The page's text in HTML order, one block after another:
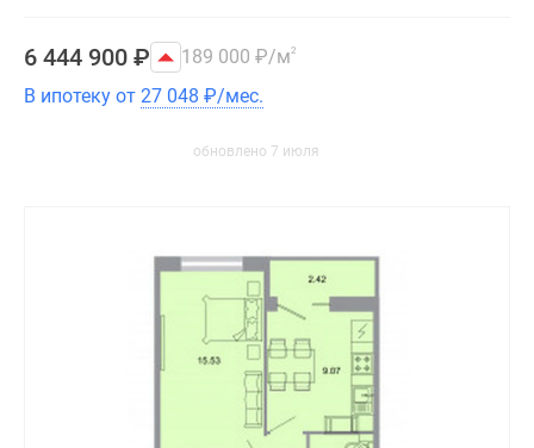
6 444 900 ₽ 189 000 ₽/м2
В ипотеку от 27 048 ₽/мес.
обновлено 7 июля